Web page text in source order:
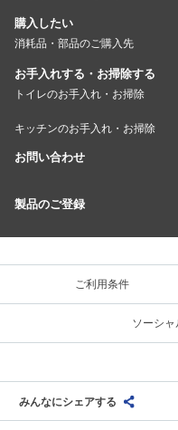
購入したい
消耗品・部品のご購入先
お手入れする・お掃除する
トイレのお手入れ・お掃除
キッチンのお手入れ・お掃除
お問い合わせ
製品のご登録
ご利用条件
ソーシ
みんなにシェアする